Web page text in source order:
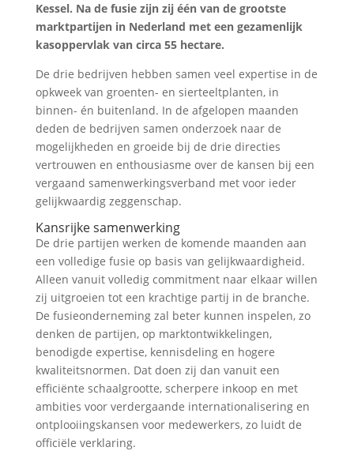
Kessel. Na de fusie zijn zij één van de grootste
marktpartijen in Nederland met een gezamenlijk
kasoppervlak van circa 55 hectare.
De drie bedrijven hebben samen veel expertise in de
opkweek van groenten- en sierteeltplanten, in
binnen- én buitenland. In de afgelopen maanden
deden de bedrijven samen onderzoek naar de
mogelijkheden en groeide bij de drie directies
vertrouwen en enthousiasme over de kansen bij een
vergaand samenwerkingsverband met voor ieder
gelijkwaardig zeggenschap.
Kansrijke samenwerking
De drie partijen werken de komende maanden aan
een volledige fusie op basis van gelijkwaardigheid.
Alleen vanuit volledig commitment naar elkaar willen
zij uitgroeien tot een krachtige partij in de branche.
De fusieonderneming zal beter kunnen inspelen, zo
denken de partijen, op marktontwikkelingen,
benodigde expertise, kennisdeling en hogere
kwaliteitsnormen. Dat doen zij dan vanuit een
efficiënte schaalgrootte, scherpere inkoop en met
ambities voor verdergaande internationalisering en
ontplooiingskansen voor medewerkers, zo luidt de
officiële verklaring.